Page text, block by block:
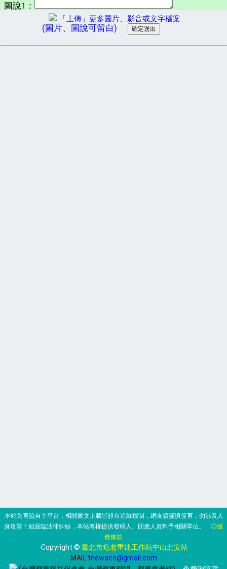
圖說1 ：
「上傳」更多圖片、影音或文字檔案
(圖片、圖說可留白)
‧本站為言論自主平台，相關圖文上載皆設有追蹤機制，網友請謹慎發言，勿涉及人
身攻擊！如面臨法律糾紛，本站有權提供發稿人、回應人資料予相關單位。 ◎服
務條款
‧Copyright © 臺北市危老重建工作站中山北安站
MAIL:tnewscc@gmail.com